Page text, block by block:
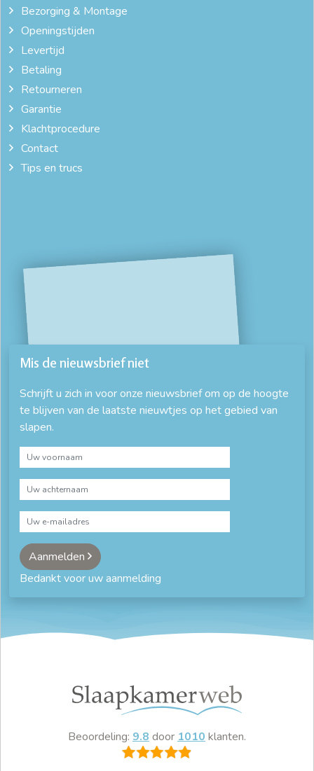
Bezorging & Montage
Openingstijden
Levertijd
Betaling
Retourneren
Garantie
Klachtprocedure
Contact
Tips en trucs
Mis de nieuwsbrief niet
Schrijft u zich in voor onze nieuwsbrief om op de hoogte
te blijven van de laatste nieuwtjes op het gebied van
slapen.
Aanmelden
Bedankt voor uw aanmelding
Beoordeling: 9.8 door 1010 klanten.